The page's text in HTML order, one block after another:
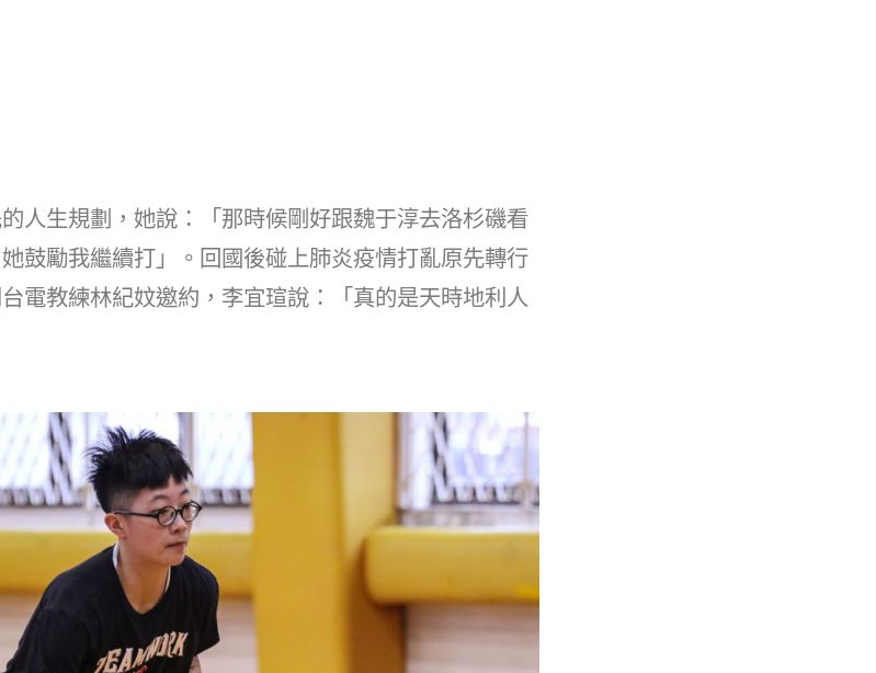
人生規劃，她說：「那時候剛好跟魏于淳去洛杉磯看
鼓勵我繼續打」。回國後碰上肺炎疫情打亂原先轉行
電教練林紀妏邀約，李宜瑄說：「真的是天時地利人